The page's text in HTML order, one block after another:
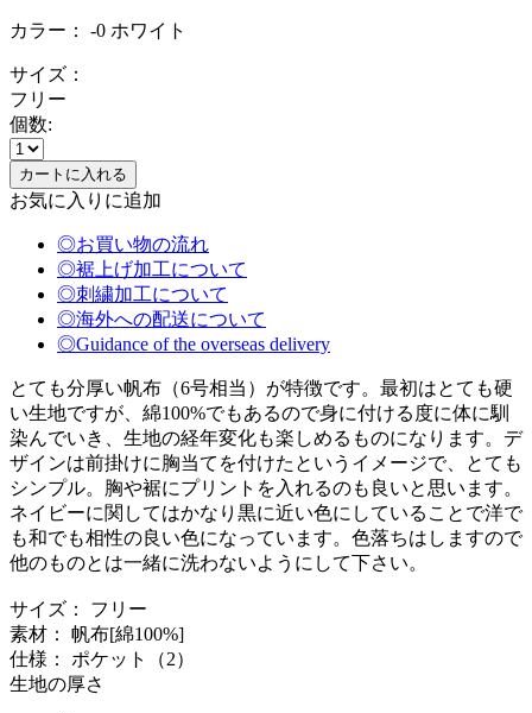
カラー： -0 ホワイト
サイズ：
フリー
個数:
お気に入りに追加
◎お買い物の流れ
◎裾上げ加工について
◎刺繍加工について
◎海外への配送について
◎Guidance of the overseas delivery
とても分厚い帆布（6号相当）が特徴です。最初はとても硬
い生地ですが、綿100%でもあるので身に付ける度に体に馴
染んでいき、生地の経年変化も楽しめるものになります。デ
ザインは前掛けに胸当てを付けたというイメージで、とても
シンプル。胸や裾にプリントを入れるのも良いと思います。
ネイビーに関してはかなり黒に近い色にしていることで洋で
も和でも相性の良い色になっています。色落ちはしますので
他のものとは一緒に洗わないようにして下さい。
サイズ： フリー
素材： 帆布[綿100%]
仕様： ポケット（2）
生地の厚さ